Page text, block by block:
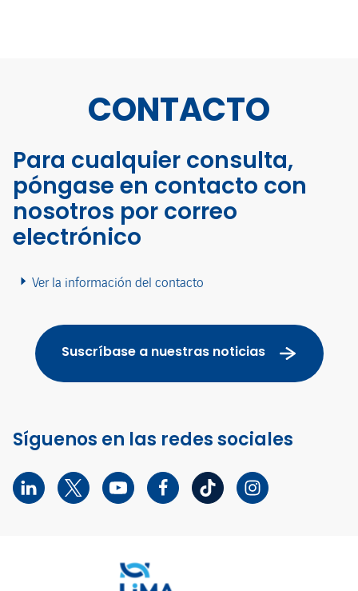
CONTACTO
Para cualquier consulta,
póngase en contacto con
nosotros por correo
electrónico
Ver la información del contacto
Suscríbase a nuestras noticias
Síguenos en las redes sociales